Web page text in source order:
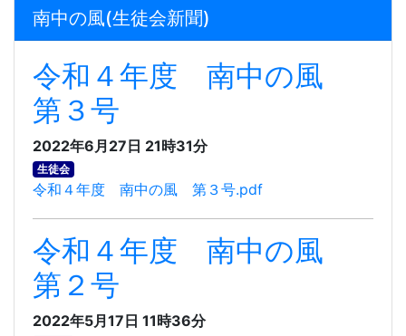
南中の風(生徒会新聞)
令和４年度 南中の風
第３号
2022年6月27日 21時31分
生徒会
令和４年度 南中の風 第３号.pdf
令和４年度 南中の風
第２号
2022年5月17日 11時36分